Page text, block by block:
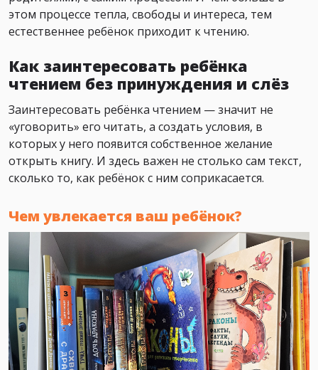
этом процессе тепла, свободы и интереса, тем
естественнее ребёнок приходит к чтению.
Как заинтересовать ребёнка
чтением без принуждения и слёз
Заинтересовать ребёнка чтением — значит не
«уговорить» его читать, а создать условия, в
которых у него появится собственное желание
открыть книгу. И здесь важен не столько сам текст,
сколько то, как ребёнок с ним соприкасается.
Чем увлекается ваш ребёнок?